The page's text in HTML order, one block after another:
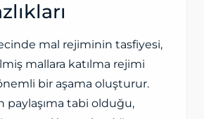
mal rejiminin tasfiyesi,
mallara katılma rejimi
bir aşama oluşturur.
paylaşıma tabi olduğu,